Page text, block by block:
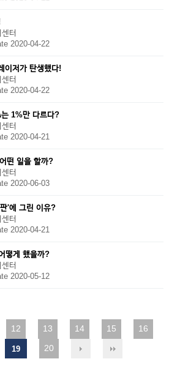
터
2020-04-22
이저가 탄생했다!
터
2020-04-22
1%만 다르다?
터
2020-04-21
떤 일을 할까?
터
2020-06-03
'에 그린 이유?
터
2020-04-21
떻게 했을까?
터
2020-05-12
12 13 14 15
16
19 20